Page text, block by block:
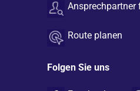
Ansprechpartner
Route planen
Folgen Sie uns